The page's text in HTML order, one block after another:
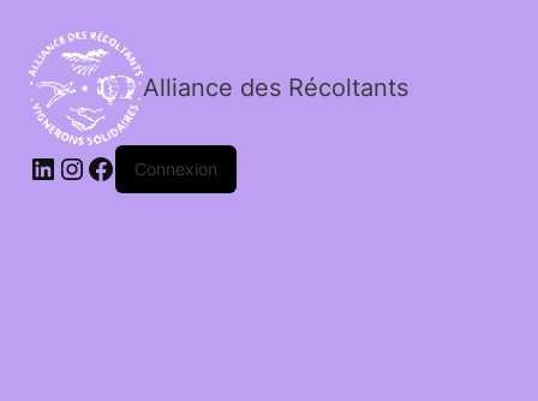
Alliance des Récoltants
Connexion